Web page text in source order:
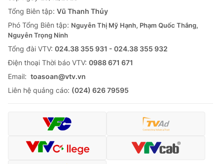
Tổng Biên tập: Vũ Thanh Thủy
Phó Tổng Biên tập: Nguyễn Thị Mỹ Hạnh, Phạm Quốc Thắng,
Nguyễn Trọng Ninh
Tổng đài VTV: 024.38 355 931 - 024.38 355 932
Ðiện thoại Thời báo VTV: 0988 671 671
Email: toasoan@vtv.vn
Liên hệ quảng cáo: (024) 626 79595